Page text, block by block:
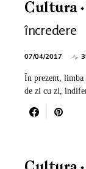
Cultura
încredere
07/04/2017
În prezent, limba
de zi cu zi,